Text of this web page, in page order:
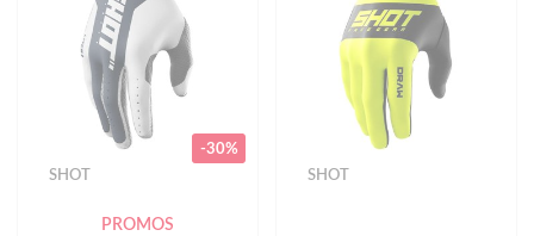
-30%
SHOT
PROMOS
SHOT